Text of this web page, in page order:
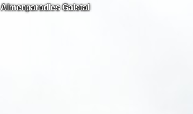
Almenparadies Gaistal